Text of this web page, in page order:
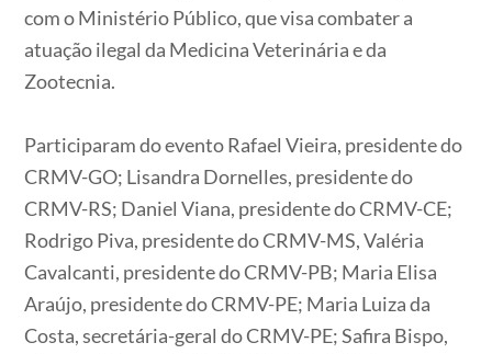
com o Ministério Público, que visa combater a
atuação ilegal da Medicina Veterinária e da
Zootecnia.
Participaram do evento Rafael Vieira, presidente do
CRMV-GO; Lisandra Dornelles, presidente do
CRMV-RS; Daniel Viana, presidente do CRMV-CE;
Rodrigo Piva, presidente do CRMV-MS, Valéria
Cavalcanti, presidente do CRMV-PB; Maria Elisa
Araújo, presidente do CRMV-PE; Maria Luiza da
Costa, secretária-geral do CRMV-PE; Safira Bispo,